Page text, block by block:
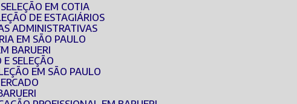
EM COTIA
DE ESTAGIÁRIOS
ADMINISTRATIVAS
EM SÃO PAULO
BARUERI
E SELEÇÃO
EM SÃO PAULO